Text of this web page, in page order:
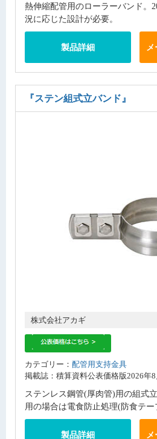
熱伸縮配管用のローラーバンド。
況に応じた設計が必要。
製品詳細
『ステン組式立バンド』
株式会社アカギ
カテゴリー： 配管用支持金具
掲載誌：積算資料公表価格版2026年8
ステンレス鋼管(厚肉管)用の組式
用の場合は電食防止処理(防食テー
製品詳細